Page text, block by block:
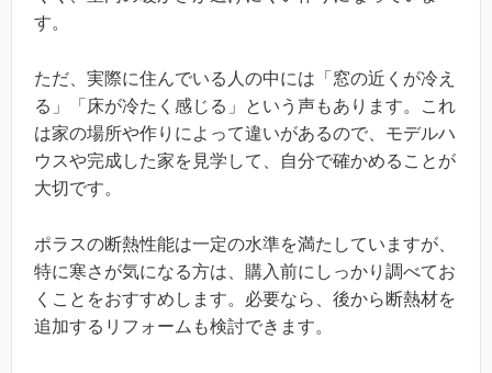
す。
ただ、実際に住んでいる人の中には「窓の近くが冷え
る」「床が冷たく感じる」という声もあります。これ
は家の場所や作りによって違いがあるので、モデルハ
ウスや完成した家を見学して、自分で確かめることが
大切です。
ポラスの断熱性能は一定の水準を満たしていますが、
特に寒さが気になる方は、購入前にしっかり調べてお
くことをおすすめします。必要なら、後から断熱材を
追加するリフォームも検討できます。